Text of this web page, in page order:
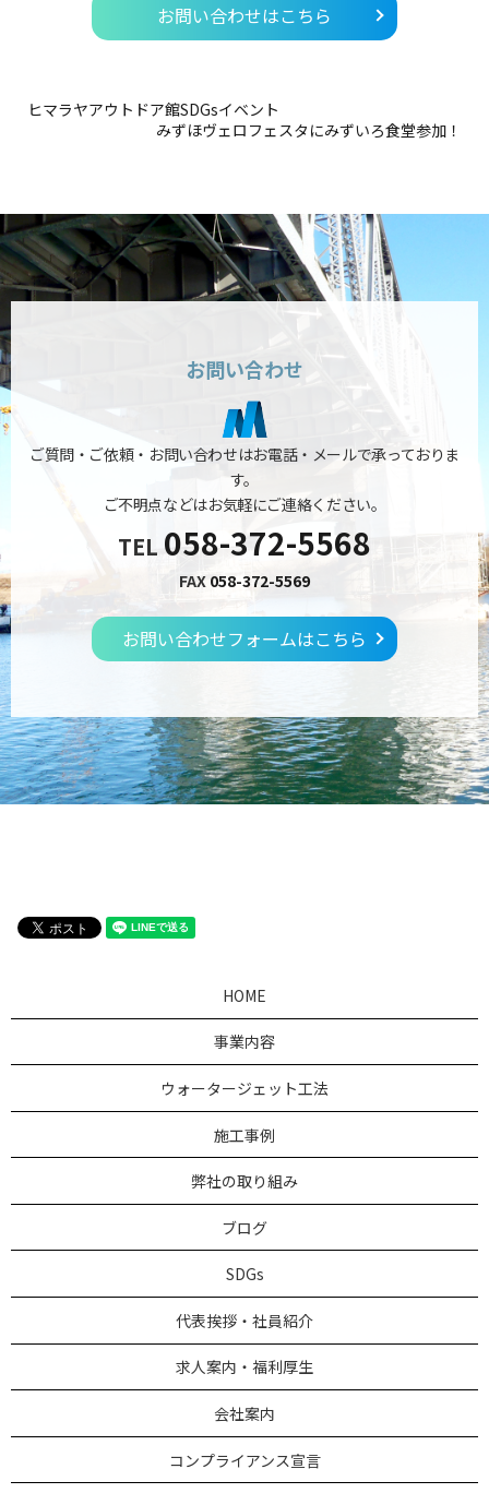
お問い合わせはこちら
ヒマラヤアウトドア館SDGsイベント
みずほヴェロフェスタにみずいろ食堂参加！
お問い合わせ
ご質問・ご依頼・お問い合わせはお電話・メールで承っておりま
す。
ご不明点などはお気軽にご連絡ください。
TEL 058-372-5568
FAX 058-372-5569
お問い合わせフォームはこちら
HOME
事業内容
ウォータージェット工法
施工事例
弊社の取り組み
ブログ
SDGs
代表挨拶・社員紹介
求人案内・福利厚生
会社案内
コンプライアンス宣言